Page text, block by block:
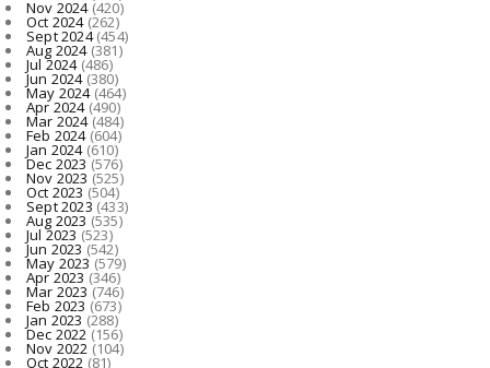
Nov 2024(420)
Oct 2024(262)
Sept 2024(454)
Aug 2024(381)
Jul 2024(486)
Jun 2024(380)
May 2024(464)
Apr 2024(490)
Mar 2024(484)
Feb 2024(604)
Jan 2024(610)
Dec 2023(576)
Nov 2023 (525)
Oct 2023 (504)
Sept 2023 (433)
Aug 2023 (535)
Jul 2023 (523)
Jun 2023(542)
May 2023(579)
Apr 2023 (346)
Mar 2023 (746)
Feb 2023 (673)
Jan 2023 (288)
Dec 2022(156)
Nov 2022 (104)
Oct 2022 (81)